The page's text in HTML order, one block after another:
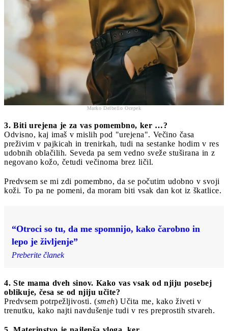
Marko Delbello Ocepek
3. Biti urejena je za vas pomembno, ker …?
Odvisno, kaj imaš v mislih pod "urejena". Večino časa
preživim v pajkicah in trenirkah, tudi na sestanke hodim v res
udobnih oblačilih. Seveda pa sem vedno sveže stuširana in z
negovano kožo, četudi večinoma brez ličil.
Predvsem se mi zdi pomembno, da se počutim udobno v svoji
koži. To pa ne pomeni, da moram biti vsak dan kot iz škatlice.
“Otroci so tu, da me spomnijo, kako čarobno in
lepo je življenje”
Preberite članek
4. Ste mama dveh sinov. Kako vas vsak od njiju posebej
oblikuje, česa se od njiju učite?
Predvsem potrpežljivosti. (smeh) Učita me, kako živeti v
trenutku, kako najti navdušenje tudi v res preprostih stvareh.